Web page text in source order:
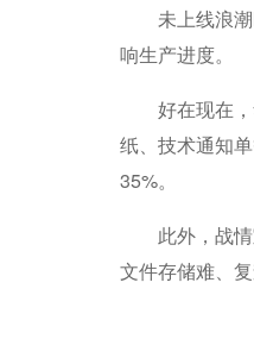
未上线浪潮
响生产进度。
好在现在，
纸、技术通知
35%。
此外，战情
文件存储难、